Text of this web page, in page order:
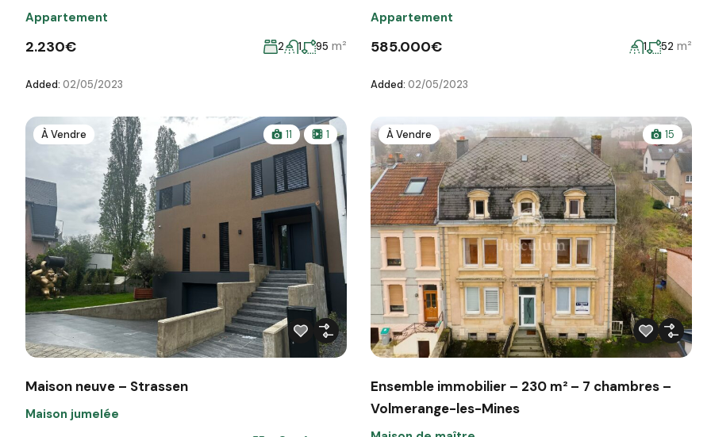
Appartement
2.230€ 2 1 95 m²
Added: 02/05/2023
Appartement
585.000€ 1 52 m²
Added: 02/05/2023
À Vendre 11 1
Maison neuve – Strassen
Maison jumelée
À Vendre 15
Ensemble immobilier – 230 m² – 7 chambres –
Volmerange-les-Mines